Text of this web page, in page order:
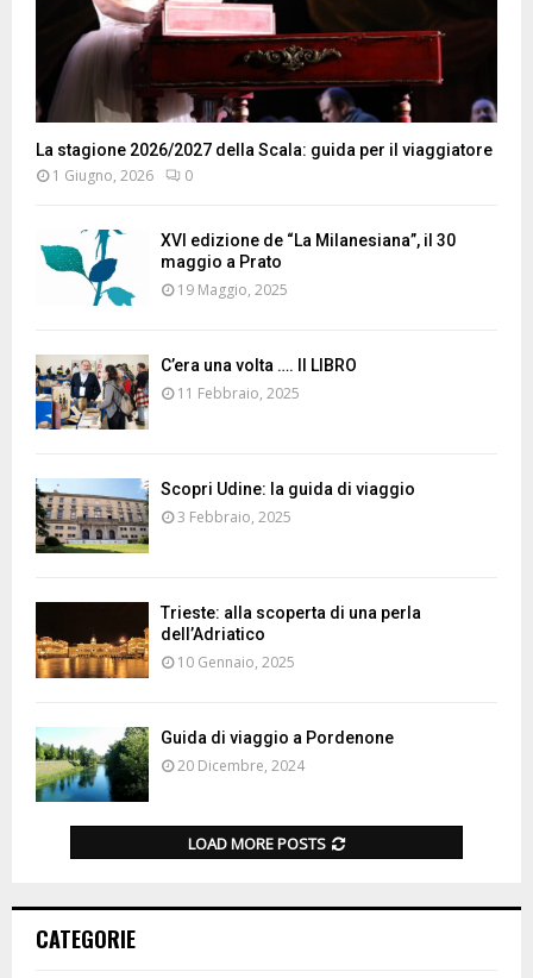
La stagione 2026/2027 della Scala: guida per il viaggiatore
1 Giugno, 2026 0
XVI edizione de “La Milanesiana”, il 30
maggio a Prato
19 Maggio, 2025
C’era una volta …. Il LIBRO
11 Febbraio, 2025
Scopri Udine: la guida di viaggio
3 Febbraio, 2025
Trieste: alla scoperta di una perla
dell’Adriatico
10 Gennaio, 2025
Guida di viaggio a Pordenone
20 Dicembre, 2024
LOAD MORE POSTS
CATEGORIE